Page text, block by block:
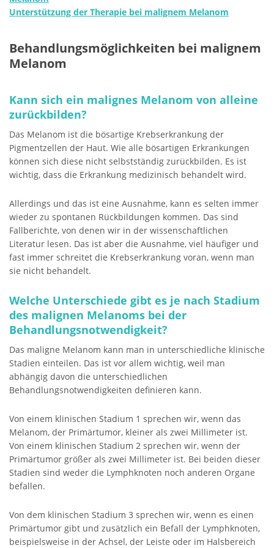
Unterstützung der Therapie bei malignem Melanom
Behandlungsmöglichkeiten bei malignem
Melanom
Kann sich ein malignes Melanom von alleine
zurückbilden?
Das Melanom ist die bösartige Krebserkrankung der
Pigmentzellen der Haut. Wie alle bösartigen Erkrankungen
können sich diese nicht selbstständig zurückbilden. Es ist
wichtig, dass die Erkrankung medizinisch behandelt wird.
Allerdings und das ist eine Ausnahme, kann es selten immer
wieder zu spontanen Rückbildungen kommen. Das sind
Fallberichte, von denen wir in der wissenschaftlichen
Literatur lesen. Das ist aber die Ausnahme, viel häufiger und
fast immer schreitet die Krebserkrankung voran, wenn man
sie nicht behandelt.
Welche Unterschiede gibt es je nach Stadium
des malignen Melanoms bei der
Behandlungsnotwendigkeit?
Das maligne Melanom kann man in unterschiedliche klinische
Stadien einteilen. Das ist vor allem wichtig, weil man
abhängig davon die unterschiedlichen
Behandlungsnotwendigkeiten definieren kann.
Von einem klinischen Stadium 1 sprechen wir, wenn das
Melanom, der Primärtumor, kleiner als zwei Millimeter ist.
Von einem klinischen Stadium 2 sprechen wir, wenn der
Primärtumor größer als zwei Millimeter ist. Bei beiden dieser
Stadien sind weder die Lymphknoten noch anderen Organe
befallen.
Von dem klinischen Stadium 3 sprechen wir, wenn es einen
Primärtumor gibt und zusätzlich ein Befall der Lymphknoten,
beispielsweise in der Achsel, der Leiste oder im Halsbereich